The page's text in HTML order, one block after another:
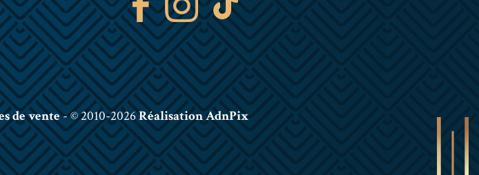
de vente- © 2010-2026Réalisation AdnPix